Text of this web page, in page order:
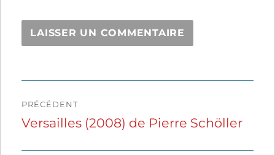
de
PRÉCÉDENT
Publication
Versailles (2008) de Pierre Schöller